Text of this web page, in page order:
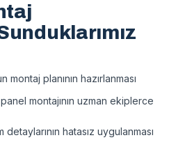
planının hazırlanması
montajının uzman ekiplerce
detaylarının hatasız uygulanması